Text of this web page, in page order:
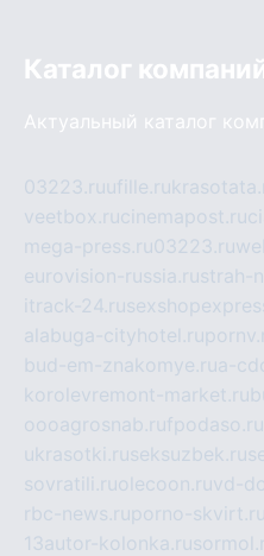
Каталог
Актуальный каталог
03223.ruufille.ru
veetbox.rucinemapost.ru
mega-press.ru03223.ru
eurovision-russia.rustrah-
itrack-24.ru
alabuga-cityhotel.ru
bud-em-znakomye.rua-
korolevremont-market.ru
oooagrosnab.rufpodaso.ru
ukrasotki.ruseksuzbek.ru
sovratili.ruolecoon.ruvd-
rbc-news.ruporno-skvirt.ru
13autor-kolonka.ru